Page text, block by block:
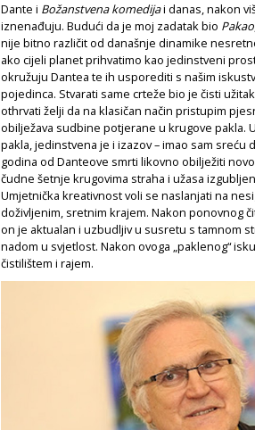
Dante i Božanstvena ko­medijai danas, nakon
iznenađuju. Budući da je moj zadatak bio Pakao
nije bitno različit od današnje dinamike
ako cijeli planet prihvatimo kao jedinstveni
okružuju Dantea te ih usporediti s našim
pojedinca. Stvarati same crteže bio je čisti
othrvati želji da na klasičan način pristupim
obilježava sudbine potjerane u krugove pakla.
pakla, jedinstvena je i izazov – imao sam sreću
godina od Danteove smrti likovno obilježiti
čudne šetnje krugovima straha i užasa
Umjetnička kreativnost voli se naslanjati na
doživljenim, sretnim krajem. Nakon ponovnog
on je aktualan i uzbudljiv u susretu s tamnom
nadom u svjetlost. Nakon ovoga „paklenog“
čistilištem i rajem.